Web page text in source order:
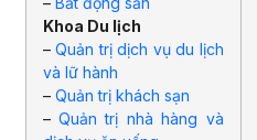
Khoa Du lịch
– Quản trị dịch vụ du lịch
và lữ hành
– Quản trị khách sạn
– Quản trị nhà hàng và